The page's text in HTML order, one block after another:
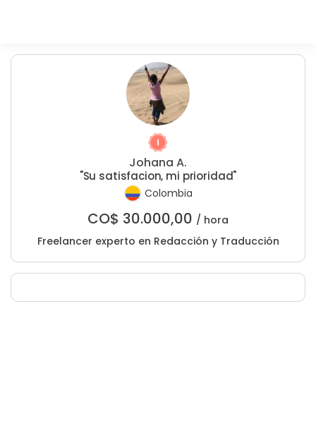
Johana A.
"Su satisfacion, mi prioridad"
Colombia
CO$ 30.000,00 / hora
Freelancer experto en Redacción y Traducción